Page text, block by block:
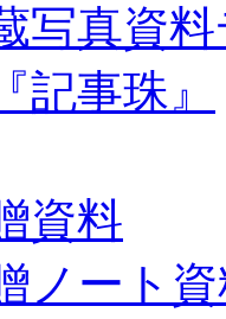
写真資
記事珠』
資料
ノート